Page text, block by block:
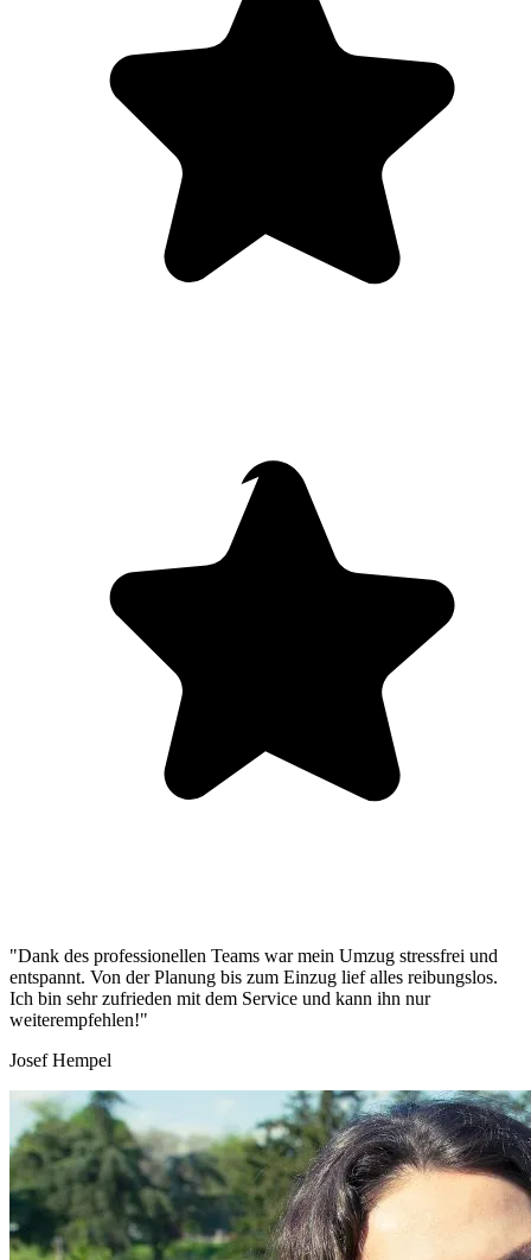
"Dank des professionellen Teams war mein Umzug stressfrei und
entspannt. Von der Planung bis zum Einzug lief alles reibungslos.
Ich bin sehr zufrieden mit dem Service und kann ihn nur
weiterempfehlen!"
Josef Hempel